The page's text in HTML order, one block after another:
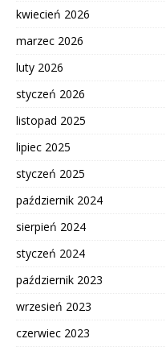
kwiecień 2026
marzec 2026
luty 2026
styczeń 2026
listopad 2025
lipiec 2025
styczeń 2025
październik 2024
sierpień 2024
styczeń 2024
październik 2023
wrzesień 2023
czerwiec 2023